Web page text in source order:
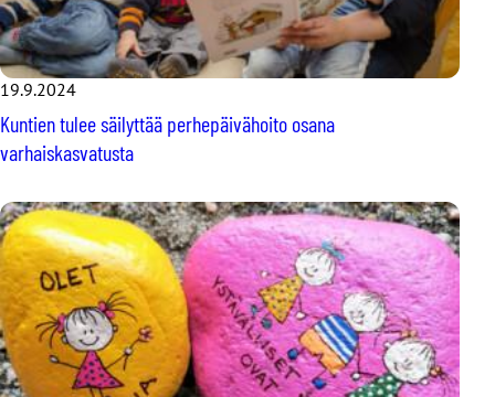
19.9.2024
Kuntien tulee säilyttää perhepäivähoito osana
varhaiskasvatusta